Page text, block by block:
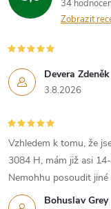
34
Zobrazit
Devera Zdeněk
3.8.2026
Bohuslav Grey
Vzhledem k tomu, že
3084 H, mám již asi
Nemohhu posoudit